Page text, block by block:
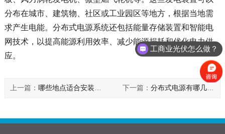
分布在城市、建筑物、社区或工业园区等地方，根据当地需
求产生电能。分布式电源系统还包括能量存储装置和智能电
网技术，以提高能源利用效率、减少能源损耗和优化电力供
应。
上一篇： 哪些地点适合安装分布式光伏发电系统? 下一篇：分布式电源有哪几种类型？
工商业光伏怎么做？